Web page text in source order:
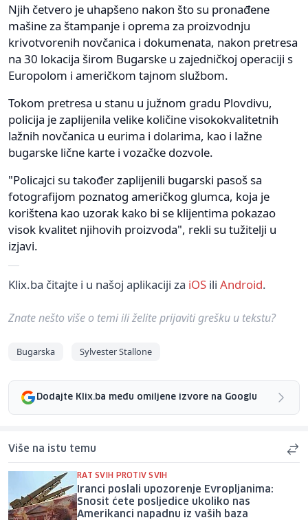
Njih četvero je uhapšeno nakon što su pronađene
mašine za štampanje i oprema za proizvodnju
krivotvorenih novčanica i dokumenata, nakon pretresa
na 30 lokacija širom Bugarske u zajedničkoj operaciji s
Europolom i američkom tajnom službom.
Tokom pretresa u stanu u južnom gradu Plovdivu,
policija je zaplijenila velike količine visokokvalitetnih
lažnih novčanica u eurima i dolarima, kao i lažne
bugarske lične karte i vozačke dozvole.
"Policajci su također zaplijenili bugarski pasoš sa
fotografijom poznatog američkog glumca, koja je
korištena kao uzorak kako bi se klijentima pokazao
visok kvalitet njihovih proizvoda", rekli su tužitelji u
izjavi.
Klix.ba čitajte i u našoj aplikaciji za iOS ili Android.
Znate nešto više o temi ili želite prijaviti grešku u tekstu?
Bugarska Sylvester Stallone
Dodajte Klix.ba među omiljene izvore na Googlu
Više na istu temu
RAT SVIH PROTIV SVIH
Iranci poslali upozorenje Evropljanima:
Snosit ćete posljedice ukoliko nas
Amerikanci napadnu iz vaših baza